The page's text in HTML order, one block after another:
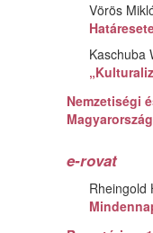
Vörös
Kaschuba
Nemzetiségi
e-rovat
Rheingold